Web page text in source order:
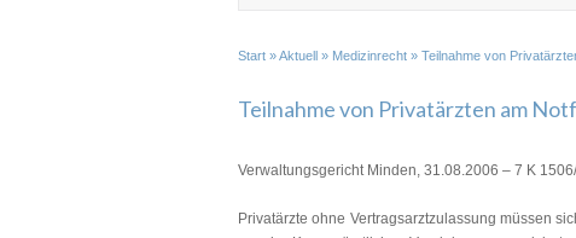
Start »Aktuell » Medizinrecht » Teilnahme von
Teilnahme von Privatärzten am
Verwaltungsgericht Minden, 31.08.2006 – 7 K
Privatärzte ohne Vertragsarztzulassung müssen